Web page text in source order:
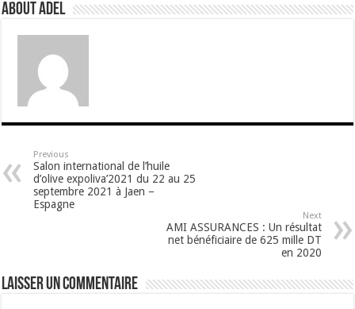
About Adel
Previous
Salon international de l’huile
d’olive expoliva’2021 du 22 au 25
septembre 2021 à Jaen –
Espagne
Next
AMI ASSURANCES : Un résultat
net bénéficiaire de 625 mille DT
en 2020
Laisser un commentaire